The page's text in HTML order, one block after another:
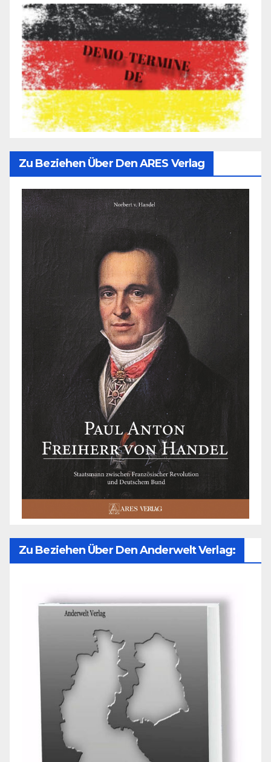
Zu Beziehen Über Den ARES Verlag
Zu Beziehen Über Den Anderwelt Verlag: